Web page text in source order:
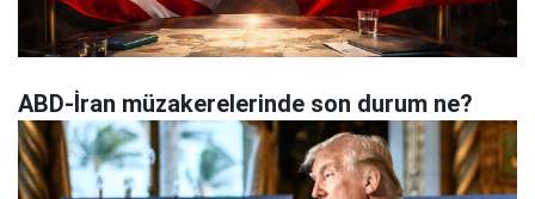
ABD-İran müzakerelerinde son durum ne?